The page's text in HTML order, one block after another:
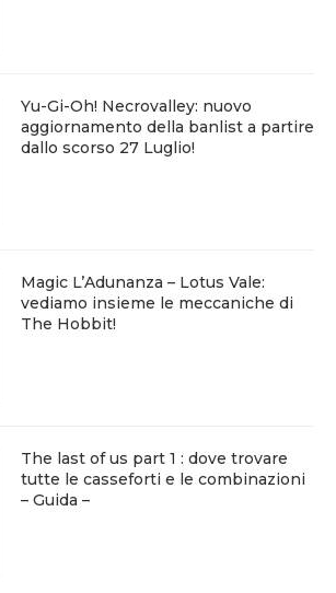
Yu-Gi-Oh! Necrovalley: nuovo
aggiornamento della banlist a partire
dallo scorso 27 Luglio!
Magic L’Adunanza – Lotus Vale:
vediamo insieme le meccaniche di
The Hobbit!
The last of us part 1 : dove trovare
tutte le casseforti e le combinazioni
– Guida –